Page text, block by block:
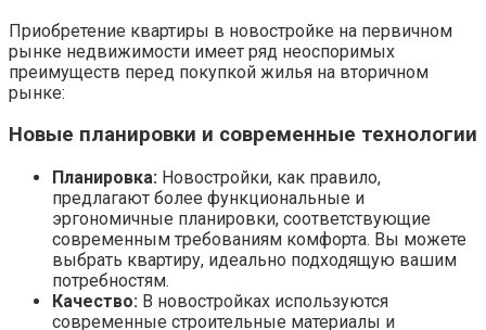
Приобретение квартиры в новостройке на первичном
рынке недвижимости имеет ряд неоспоримых
преимуществ перед покупкой жилья на вторичном
рынке:
Новые планировки и современные технологии
Планировка: Новостройки, как правило,
предлагают более функциональные и
эргономичные планировки, соответствующие
современным требованиям комфорта. Вы можете
выбрать квартиру, идеально подходящую вашим
потребностям.
Качество: В новостройках используются
современные строительные материалы и